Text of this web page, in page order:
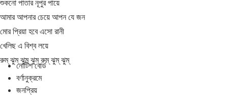
শুকনো পাতার নূপুর পায়ে
আমার আপনার চেয়ে আপন যে জন
মোর প্রিয়া হবে এসো রানী
খেলিছ এ বিশ্ব লয়ে
রুম্ ঝুম্ ঝুম্ ঝুম্ রুম্ ঝুম্ ঝুম্
নোটিশ বোর্ড
বর্ণানুক্রমে
জনপ্রিয়